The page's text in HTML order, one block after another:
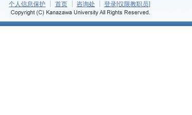
个人信息保护 首页 咨询处 登录[仅限教职员]